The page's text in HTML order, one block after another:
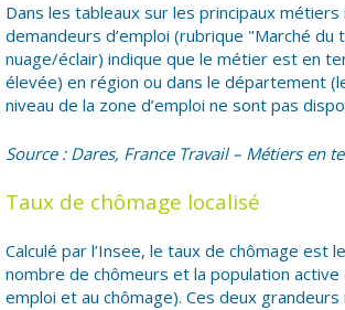
Dans les tableaux sur les principaux
demandeurs d’emploi (rubrique "Marché du
nuage/éclair) indique que le métier est en
élevée) en région ou dans le département
niveau de la zone d’emploi ne sont pas
Source : Dares, France Travail – Métiers en
Taux de chômage localisé
Calculé par l’Insee, le taux de chômage est
nombre de chômeurs et la population active
emploi et au chômage). Ces deux